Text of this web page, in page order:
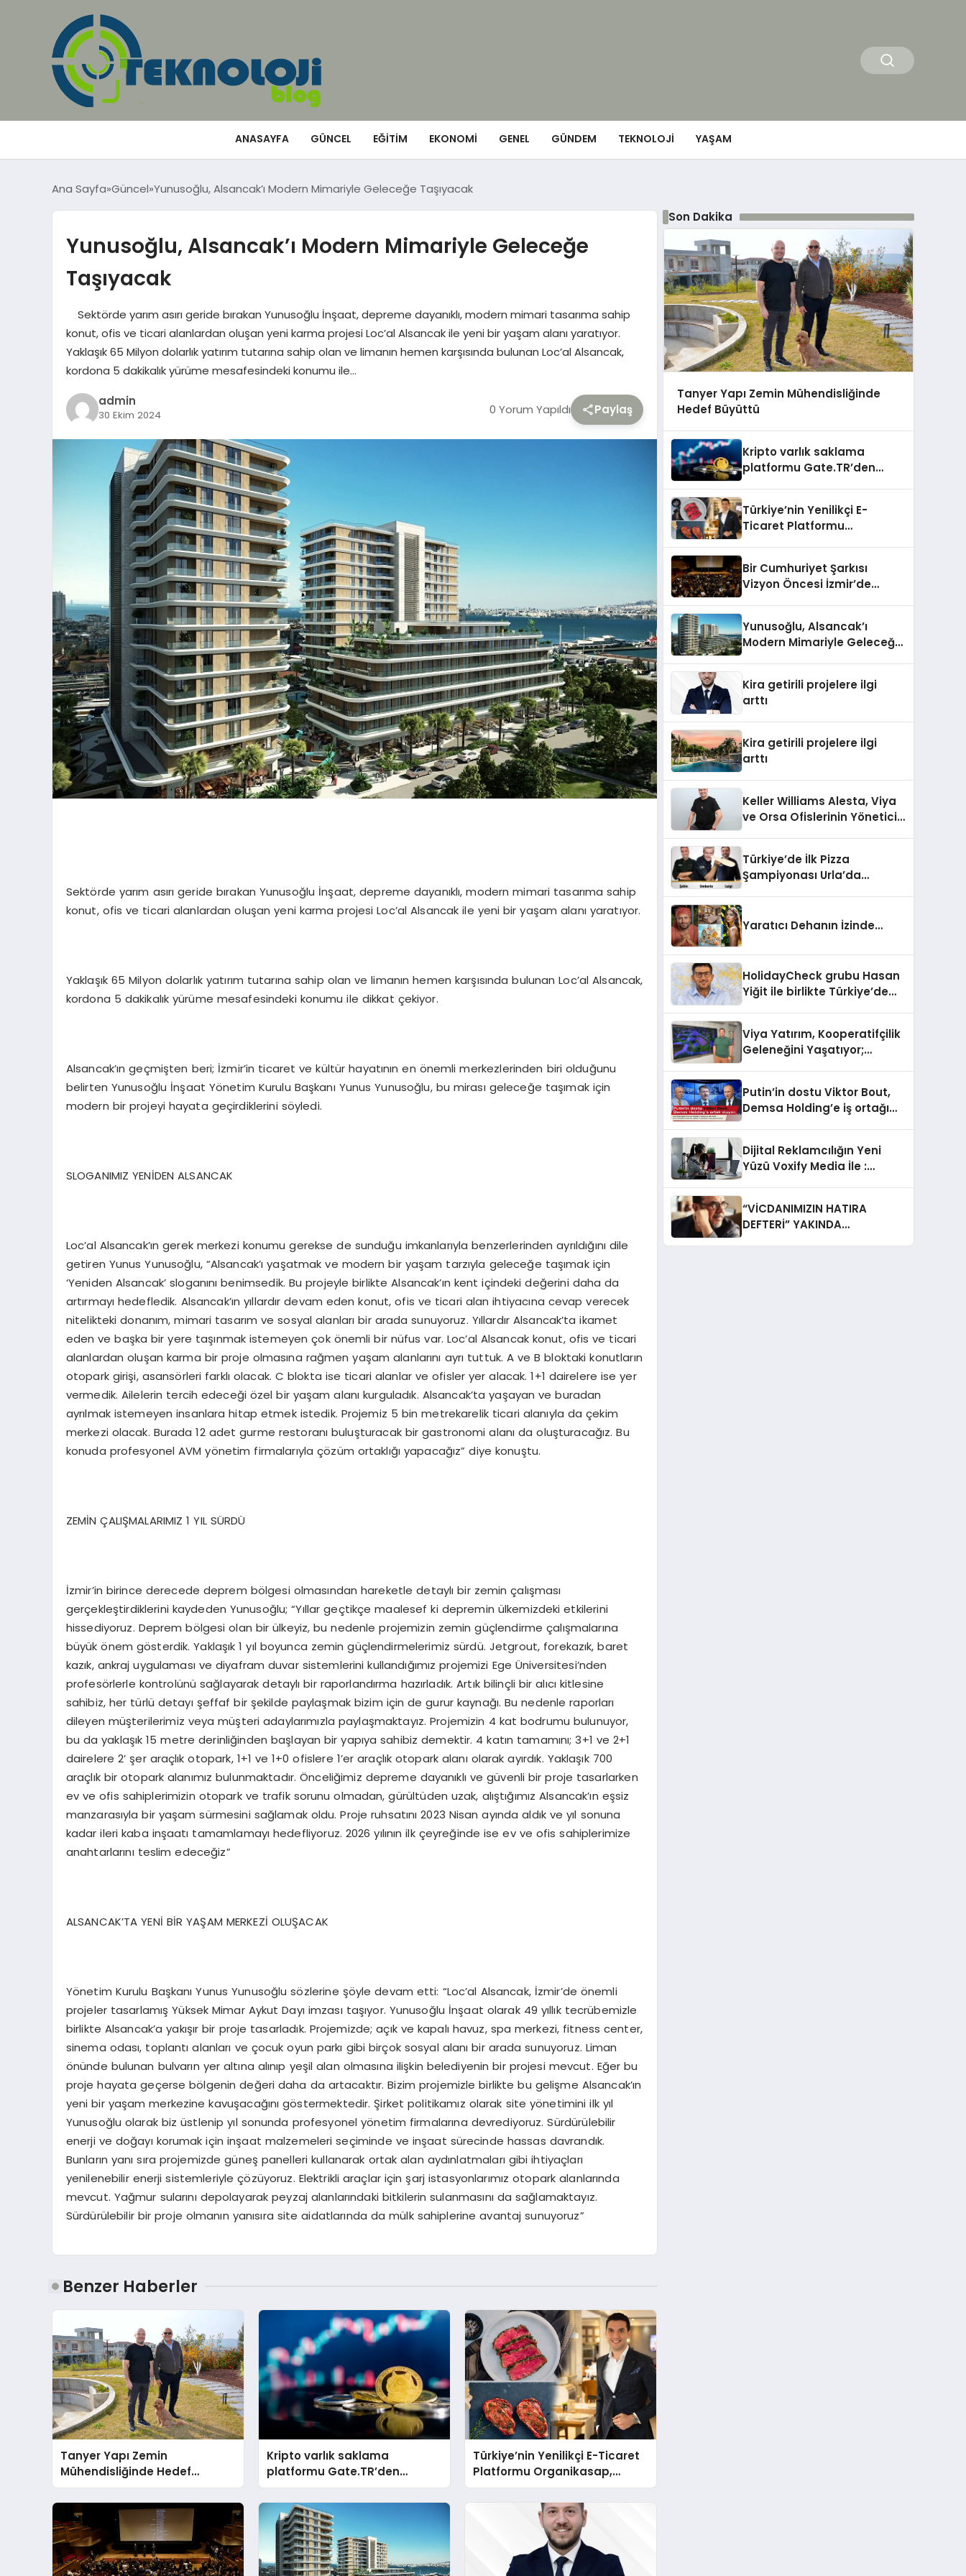
ANASAYFA GÜNCEL EĞITIM EKONOMI GENEL GÜNDEM TEKNOLOJI YAŞAM
Ana Sayfa Güncel Yunusoğlu, Alsancak’ı Modern Mimariyle Geleceğe Taşıyacak
Yunusoğlu, Alsancak’ı Modern Mimariyle Geleceğe
Taşıyacak
Sektörde yarım asırı geride bırakan Yunusoğlu İnşaat, depreme dayanıklı, modern mimari tasarıma sahip
konut, ofis ve ticari alanlardan oluşan yeni karma projesi Loc’al Alsancak ile yeni bir yaşam alanı yaratıyor.
Yaklaşık 65 Milyon dolarlık yatırım tutarına sahip olan ve limanın hemen karşısında bulunan Loc’al Alsancak,
kordona 5 dakikalık yürüme mesafesindeki konumu ile…
admin
30 Ekim 2024 0 Yorum Yapıldı Paylaş
Sektörde yarım asırı geride bırakan Yunusoğlu İnşaat, depreme dayanıklı, modern mimari tasarıma sahip
konut, ofis ve ticari alanlardan oluşan yeni karma projesi Loc’al Alsancak ile yeni bir yaşam alanı yaratıyor.
Yaklaşık 65 Milyon dolarlık yatırım tutarına sahip olan ve limanın hemen karşısında bulunan Loc’al Alsancak,
kordona 5 dakikalık yürüme mesafesindeki konumu ile dikkat çekiyor.
Alsancak’ın geçmişten beri; İzmir’in ticaret ve kültür hayatının en önemli merkezlerinden biri olduğunu
belirten Yunusoğlu İnşaat Yönetim Kurulu Başkanı Yunus Yunusoğlu, bu mirası geleceğe taşımak için
modern bir projeyi hayata geçirdiklerini söyledi.
SLOGANIMIZ YENİDEN ALSANCAK
Loc’al Alsancak’ın gerek merkezi konumu gerekse de sunduğu imkanlarıyla benzerlerinden ayrıldığını dile
getiren Yunus Yunusoğlu, “Alsancak’ı yaşatmak ve modern bir yaşam tarzıyla geleceğe taşımak için
‘Yeniden Alsancak’ sloganını benimsedik. Bu projeyle birlikte Alsancak’ın kent içindeki değerini daha da
artırmayı hedefledik. Alsancak’ın yıllardır devam eden konut, ofis ve ticari alan ihtiyacına cevap verecek
nitelikteki donanım, mimari tasarım ve sosyal alanları bir arada sunuyoruz. Yıllardır Alsancak’ta ikamet
eden ve başka bir yere taşınmak istemeyen çok önemli bir nüfus var. Loc’al Alsancak konut, ofis ve ticari
alanlardan oluşan karma bir proje olmasına rağmen yaşam alanlarını ayrı tuttuk. A ve B bloktaki konutların
otopark girişi, asansörleri farklı olacak. C blokta ise ticari alanlar ve ofisler yer alacak. 1+1 dairelere ise yer
vermedik. Ailelerin tercih edeceği özel bir yaşam alanı kurguladık. Alsancak’ta yaşayan ve buradan
ayrılmak istemeyen insanlara hitap etmek istedik. Projemiz 5 bin metrekarelik ticari alanıyla da çekim
merkezi olacak. Burada 12 adet gurme restoranı buluşturacak bir gastronomi alanı da oluşturacağız. Bu
konuda profesyonel AVM yönetim firmalarıyla çözüm ortaklığı yapacağız” diye konuştu.
ZEMİN ÇALIŞMALARIMIZ 1 YIL SÜRDÜ
İzmir’in birince derecede deprem bölgesi olmasından hareketle detaylı bir zemin çalışması
gerçekleştirdiklerini kaydeden Yunusoğlu; “Yıllar geçtikçe maalesef ki depremin ülkemizdeki etkilerini
hissediyoruz. Deprem bölgesi olan bir ülkeyiz, bu nedenle projemizin zemin güçlendirme çalışmalarına
büyük önem gösterdik. Yaklaşık 1 yıl boyunca zemin güçlendirmelerimiz sürdü. Jetgrout, forekazık, baret
kazık, ankraj uygulaması ve diyafram duvar sistemlerini kullandığımız projemizi Ege Üniversitesi’nden
profesörlerle kontrolünü sağlayarak detaylı bir raporlandırma hazırladık. Artık bilinçli bir alıcı kitlesine
sahibiz, her türlü detayı şeffaf bir şekilde paylaşmak bizim için de gurur kaynağı. Bu nedenle raporları
dileyen müşterilerimiz veya müşteri adaylarımızla paylaşmaktayız. Projemizin 4 kat bodrumu bulunuyor,
bu da yaklaşık 15 metre derinliğinden başlayan bir yapıya sahibiz demektir. 4 katın tamamını; 3+1 ve 2+1
dairelere 2’ şer araçlık otopark, 1+1 ve 1+0 ofislere 1’er araçlık otopark alanı olarak ayırdık. Yaklaşık 700
araçlık bir otopark alanımız bulunmaktadır. Önceliğimiz depreme dayanıklı ve güvenli bir proje tasarlarken
ev ve ofis sahiplerimizin otopark ve trafik sorunu olmadan, gürültüden uzak, alıştığımız Alsancak’ın eşsiz
manzarasıyla bir yaşam sürmesini sağlamak oldu. Proje ruhsatını 2023 Nisan ayında aldık ve yıl sonuna
kadar ileri kaba inşaatı tamamlamayı hedefliyoruz. 2026 yılının ilk çeyreğinde ise ev ve ofis sahiplerimize
anahtarlarını teslim edeceğiz”
ALSANCAK’TA YENİ BİR YAŞAM MERKEZİ OLUŞACAK
Yönetim Kurulu Başkanı Yunus Yunusoğlu sözlerine şöyle devam etti: “Loc’al Alsancak, İzmir’de önemli
projeler tasarlamış Yüksek Mimar Aykut Dayı imzası taşıyor. Yunusoğlu İnşaat olarak 49 yıllık tecrübemizle
birlikte Alsancak’a yakışır bir proje tasarladık. Projemizde; açık ve kapalı havuz, spa merkezi, fitness center,
sinema odası, toplantı alanları ve çocuk oyun parkı gibi birçok sosyal alanı bir arada sunuyoruz. Liman
önünde bulunan bulvarın yer altına alınıp yeşil alan olmasına ilişkin belediyenin bir projesi mevcut. Eğer bu
proje hayata geçerse bölgenin değeri daha da artacaktır. Bizim projemizle birlikte bu gelişme Alsancak’ın
yeni bir yaşam merkezine kavuşacağını göstermektedir. Şirket politikamız olarak site yönetimini ilk yıl
Yunusoğlu olarak biz üstlenip yıl sonunda profesyonel yönetim firmalarına devrediyoruz. Sürdürülebilir
enerji ve doğayı korumak için inşaat malzemeleri seçiminde ve inşaat sürecinde hassas davrandık.
Bunların yanı sıra projemizde güneş panelleri kullanarak ortak alan aydınlatmaları gibi ihtiyaçları
yenilenebilir enerji sistemleriyle çözüyoruz. Elektrikli araçlar için şarj istasyonlarımız otopark alanlarında
mevcut. Yağmur sularını depolayarak peyzaj alanlarındaki bitkilerin sulanmasını da sağlamaktayız.
Sürdürülebilir bir proje olmanın yanısıra site aidatlarında da mülk sahiplerine avantaj sunuyoruz”
Benzer Haberler
Tanyer Yapı Zemin
Mühendisliğinde Hedef
Büyüttü
Kripto varlık saklama
platformu Gate.TR’den
memecoin değerlendirmesi
Türkiye’nin Yenilikçi E-Ticaret
Platformu Organikasap,
Premium Et ve Şarküteri
Ürünlerini Tüketicilerle
Buluşturuyor
Son Dakika
Tanyer Yapı Zemin Mühendisliğinde
Hedef Büyüttü
Kripto varlık saklama
platformu Gate.TR’den
Türkiye’nin Yenilikçi E-
Ticaret Platformu
Tüketicilerle Buluşturuyor
Bir Cumhuriyet Şarkısı
Vizyon Öncesi İzmir’de
Yunusoğlu, Alsancak’ı
Modern Mimariyle Geleceğe
Kira getirili projelere ilgi
arttı
Kira getirili projelere ilgi
arttı
Keller Williams Alesta, Viya
ve Orsa Ofislerinin Yönetici
Rolü Üstlendik”
Türkiye’de İlk Pizza
Şampiyonası Urla’da
Yaratıcı Dehanın İzinde…
HolidayCheck grubu Hasan
Yiğit ile birlikte Türkiye’de
Viya Yatırım, Kooperatifçilik
Geleneğini Yaşatıyor;
Putin’in dostu Viktor Bout,
Demsa Holding’e iş ortağı
Dijital Reklamcılığın Yeni
Yüzü Voxify Media İle :
“VİCDANIMIZIN HATIRA
DEFTERİ” YAKINDA